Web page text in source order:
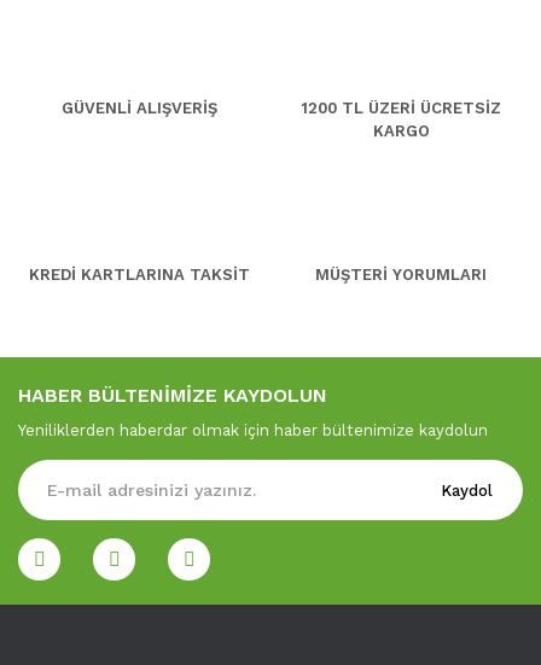
GÜVENLİ ALIŞVERİŞ
1200 TL ÜZERİ ÜCRETSİZ
KARGO
KREDİ KARTLARINA TAKSİT MÜŞTERİ YORUMLARI
HABER BÜLTENİMİZE KAYDOLUN
Yeniliklerden haberdar olmak için haber bültenimize kaydolun
Kaydol